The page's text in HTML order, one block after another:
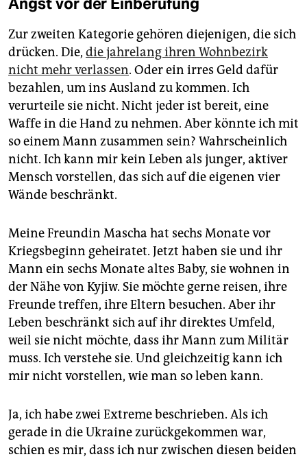
Zur zweiten Kategorie gehören diejenigen, die sich
drücken. Die, die jahrelang ihren Wohnbezirk
nicht mehr verlassen. Oder ein irres Geld dafür
bezahlen, um ins Ausland zu kommen. Ich
verurteile sie nicht. Nicht jeder ist bereit, eine
Waffe in die Hand zu nehmen. Aber könnte ich mit
so einem Mann zusammen sein? Wahrscheinlich
nicht. Ich kann mir kein Leben als junger, aktiver
Mensch vorstellen, das sich auf die eigenen vier
Wände beschränkt.
Meine Freundin Mascha hat sechs Monate vor
Kriegsbeginn geheiratet. Jetzt haben sie und ihr
Mann ein sechs Monate altes Baby, sie wohnen in
der Nähe von Kyjiw. Sie möchte gerne reisen, ihre
Freunde treffen, ihre Eltern besuchen. Aber ihr
Leben beschränkt sich auf ihr direktes Umfeld,
weil sie nicht möchte, dass ihr Mann zum Militär
muss. Ich verstehe sie. Und gleichzeitig kann ich
mir nicht vorstellen, wie man so leben kann.
Ja, ich habe zwei Extreme beschrieben. Als ich
gerade in die Ukraine zurückgekommen war,
schien es mir, dass ich nur zwischen diesen beiden